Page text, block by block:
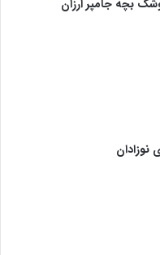
بچه جامپر ارزان
نوزادان